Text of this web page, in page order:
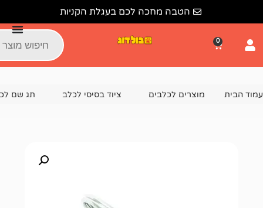
הטבה מחכה לכם בעגלת הקניות
לכלבים ציוד בסיסי לכלב תג שם לכלב תג שם